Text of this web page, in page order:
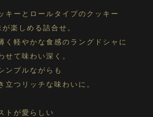
キーとロールタイプのクッキー
楽しめる詰合せ。
く軽やかな食感のラングドシャに
せて味わい深く。
ンプルながらも
立つリッチな味わいに。
トが愛らしい